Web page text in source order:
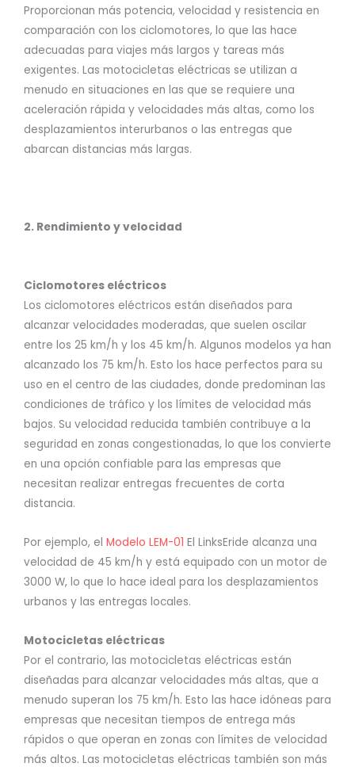
Proporcionan más potencia, velocidad y resistencia en
comparación con los ciclomotores, lo que las hace
adecuadas para viajes más largos y tareas más
exigentes. Las motocicletas eléctricas se utilizan a
menudo en situaciones en las que se requiere una
aceleración rápida y velocidades más altas, como los
desplazamientos interurbanos o las entregas que
abarcan distancias más largas.
2. Rendimiento y velocidad
Ciclomotores eléctricos
Los ciclomotores eléctricos están diseñados para
alcanzar velocidades moderadas, que suelen oscilar
entre los 25 km/h y los 45 km/h. Algunos modelos ya han
alcanzado los 75 km/h. Esto los hace perfectos para su
uso en el centro de las ciudades, donde predominan las
condiciones de tráfico y los límites de velocidad más
bajos. Su velocidad reducida también contribuye a la
seguridad en zonas congestionadas, lo que los convierte
en una opción confiable para las empresas que
necesitan realizar entregas frecuentes de corta
distancia.
Por ejemplo, el Modelo LEM-01 El LinksEride alcanza una
velocidad de 45 km/h y está equipado con un motor de
3000 W, lo que lo hace ideal para los desplazamientos
urbanos y las entregas locales.
Motocicletas eléctricas
Por el contrario, las motocicletas eléctricas están
diseñadas para alcanzar velocidades más altas, que a
menudo superan los 75 km/h. Esto las hace idóneas para
empresas que necesitan tiempos de entrega más
rápidos o que operan en zonas con límites de velocidad
más altos. Las motocicletas eléctricas también son más